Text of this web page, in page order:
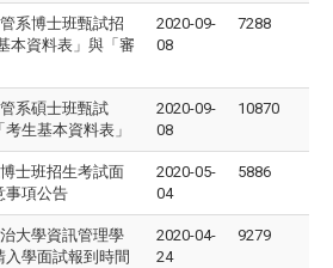
系博士班甄試招
本資料表」與「審
2020-09-
08
7288
系碩士班甄試
考生基本資料表」
2020-09-
08
10870
士班招生考試面
事項公告
2020-05-
04
5886
大學資訊管理學
學面試報到時間
2020-04-
24
9279